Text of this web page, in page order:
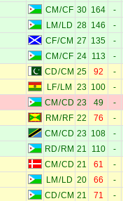
CM /CF 30 164 -
LM / LD 28 146 -
CF/CM 27 135 -
CM /CF 24 113 -
CD/CM 25 92 -
LF/ LM 23 100 -
CM /CD 23 49 -
RM / RF 22 76 -
CM /CD 23 108 -
RD/ RM 21 110 -
CM /CD 21 61 -
LM / LD 20 66 -
CD/CM 21 71 -